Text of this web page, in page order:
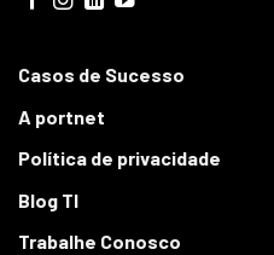
Casos de Sucesso
A portnet
Política de privacidade
Blog TI
Trabalhe Conosco